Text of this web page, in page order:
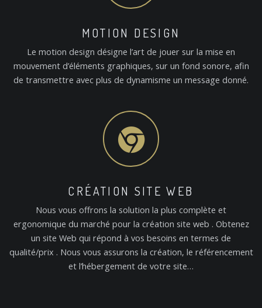
MOTION DESIGN
Le motion design désigne l’art de jouer sur la mise en
mouvement d’éléments graphiques, sur un fond sonore, afin
de transmettre avec plus de dynamisme un message donné.
CRÉATION SITE WEB
Nous vous offrons la solution la plus complète et
ergonomique du marché pour la création site web . Obtenez
un site Web qui répond à vos besoins en termes de
qualité/prix . Nous vous assurons la création, le référencement
et l’hébergement de votre site…